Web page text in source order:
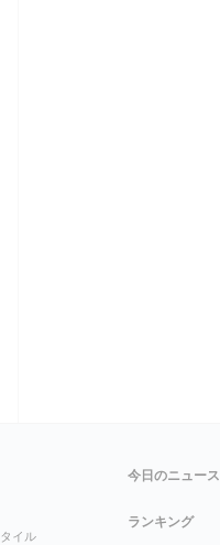
イル
今日のニュース
ランキング